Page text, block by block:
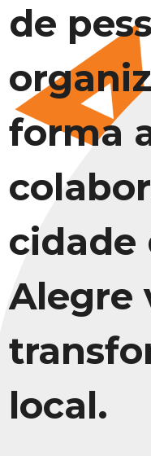
de
forma
cidade
Alegre
local.